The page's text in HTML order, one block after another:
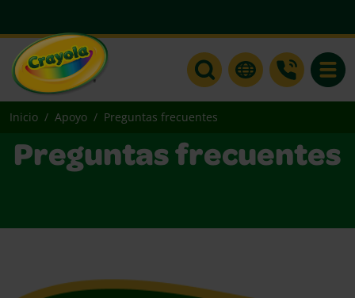
Inicio Apoyo Preguntas frecuentes
Preguntas frecuentes